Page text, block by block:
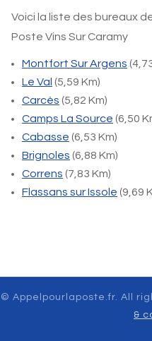
Voici la liste des bureaux
Poste Vins Sur Caramy
Montfort Sur Argens
Le Val (5,59 Km)
Carcès (5,82 Km)
Camps La Source (6,50
Cabasse (6,53 Km)
Brignoles (6,88 Km)
Correns (7,83 Km)
Flassans sur Issole (9,69
© Appelpourlaposte.fr. All
&